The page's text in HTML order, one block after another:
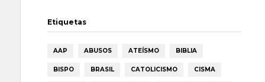
Etiquetas
AAP ABUSOS ATEÍSMO BIBLIA
BISPO BRASIL CATOLICISMO CISMA